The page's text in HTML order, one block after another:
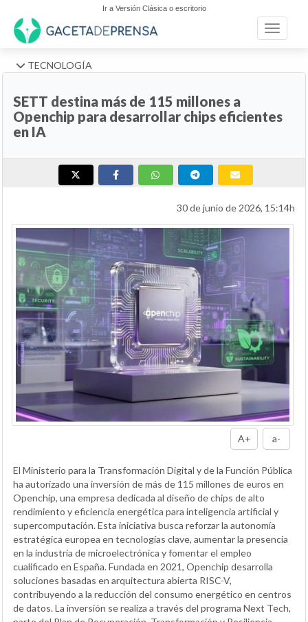
Ir a Versión Clásica o escritorio
Toggle
TECNOLOGÍA
SETT destina más de 115 millones a
Openchip para desarrollar chips eficientes
en IA
30 de junio de 2026, 15:14h
A+ a-
El Ministerio para la Transformación Digital y de la Función Pública
ha autorizado una inversión de más de 115 millones de euros en
Openchip, una empresa dedicada al diseño de chips de alto
rendimiento y eficiencia energética para inteligencia artificial y
supercomputación. Esta iniciativa busca reforzar la autonomía
estratégica europea en tecnologías clave, aumentar la presencia
en la industria de microelectrónica y fomentar el empleo
cualificado en España. Fundada en 2021, Openchip desarrolla
soluciones basadas en arquitectura abierta RISC-V,
contribuyendo a la reducción del consumo energético en centros
de datos. La inversión se realiza a través del programa Next Tech,